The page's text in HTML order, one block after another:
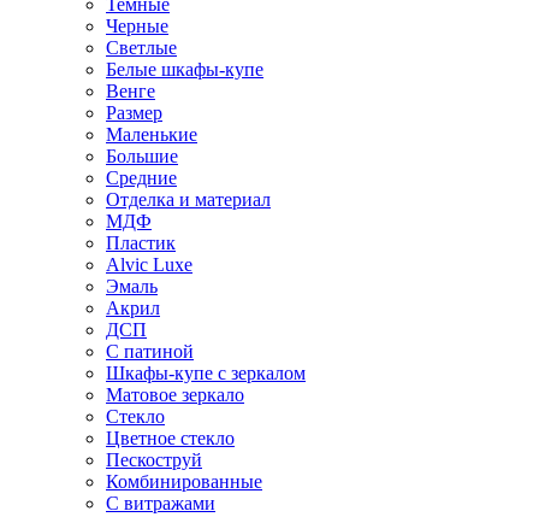
Темные
Черные
Светлые
Белые шкафы-купе
Венге
Размер
Маленькие
Большие
Средние
Отделка и материал
МДФ
Пластик
Alvic Luxe
Эмаль
Акрил
ДСП
С патиной
Шкафы-купе с зеркалом
Матовое зеркало
Стекло
Цветное стекло
Пескоструй
Комбинированные
С витражами